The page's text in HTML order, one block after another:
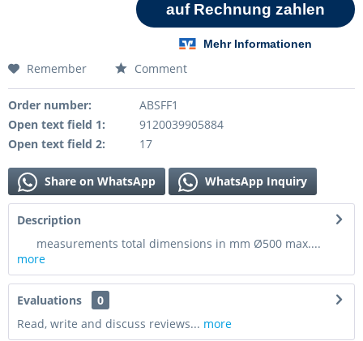
Remember Comment
Order number:
ABSFF1
Open text field 1:
9120039905884
Open text field 2:
17
Share on WhatsApp WhatsApp Inquiry
Description
measurements total dimensions in mm Ø500 max....
more
Evaluations
0
Read, write and discuss reviews... more